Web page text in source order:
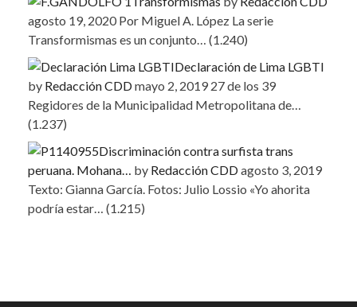
agosto 19, 2020 Por Miguel A. López La serie
Transformismas es un conjunto…
(1.240)
Declaración de Lima LGBTI
by Redacción CDDmayo 2, 2019 27 de los 39
Regidores de la Municipalidad Metropolitana de…
(1.237)
Discriminación contra surfista trans
peruana. Mohana…
by Redacción CDDagosto 3, 2019
Texto: Gianna García. Fotos: Julio Lossio «Yo ahorita
podría estar…
(1.215)